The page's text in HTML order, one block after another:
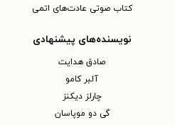
کتاب صوتی عادت‌های اتمی
نویسنده‌های پیشنهادی
صادق هدایت
آلبر کامو
چارلز دیکنز
گی دو موپاسان